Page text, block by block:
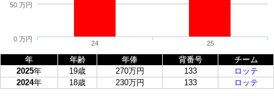
24 25
0 万円
50 万円
年 年齢 年俸 背番号
チーム
2025年 19歳 270万円 133
ロッテ
2024年 18歳 230万円 133 ロッテ